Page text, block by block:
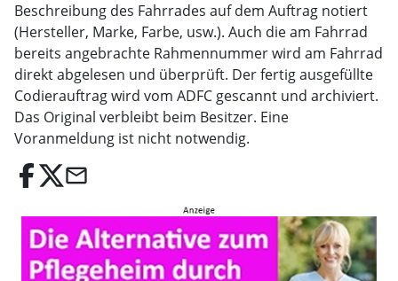
Beschreibung des Fahrrades auf dem Auftrag notiert
(Hersteller, Marke, Farbe, usw.). Auch die am Fahrrad
bereits angebrachte Rahmennummer wird am Fahrrad
direkt abgelesen und überprüft. Der fertig ausgefüllte
Codierauftrag wird vom ADFC gescannt und archiviert.
Das Original verbleibt beim Besitzer. Eine
Voranmeldung ist nicht notwendig.
email